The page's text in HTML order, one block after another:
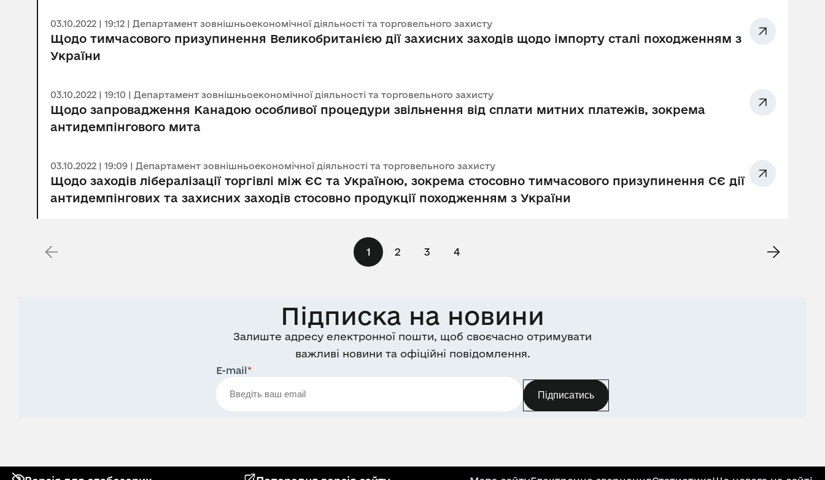
03.10.2022 | 19:12 | Департамент зовнішньоекономічної діяльності та торговельного захисту
Щодо тимчасового призупинення Великобританією дії захисних заходів щодо імпорту сталі походженням з
України
03.10.2022 | 19:10 | Департамент зовнішньоекономічної діяльності та торговельного захисту
Щодо запровадження Канадою особливої процедури звільнення від сплати митних платежів, зокрема
антидемпінгового мита
03.10.2022 | 19:09 | Департамент зовнішньоекономічної діяльності та торговельного захисту
Щодо заходів лібералізації торгівлі між ЄС та Україною, зокрема стосовно тимчасового призупинення СЄ дії
антидемпінгових та захисних заходів стосовно продукції походженням з України
1 2 3 4
Підписка на новини
Залиште адресу електронної пошти, щоб своєчасно отримувати
важливі новини та офіційні повідомлення.
E-mail*
Підписатись